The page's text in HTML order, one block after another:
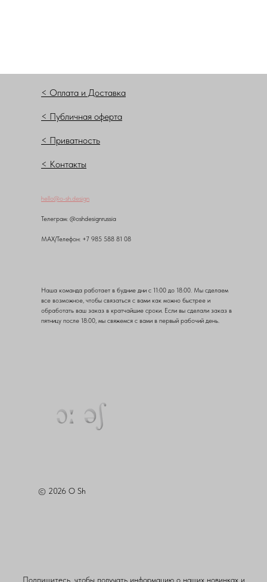
< Оплата и Доставка
< Публичная оферта
< Приватность
< Контакты
hello@o-sh.design
Teлеграм: @oshdesignrussia
MAX/Телефон: +7 985 588 81 08
Наша команда работает в будние дни с 11:00 до 18:00. Мы сделаем
все возможное, чтобы связаться с вами как можно быстрее и
обработать ваш заказ в кратчайшие сроки. Если вы сделали заказ в
пятницу после 18:00, мы свяжемся с вами в первый рабочий день.
© 2026 O Sh
Подпишитесь, чтобы получать информацию о наших новинках и